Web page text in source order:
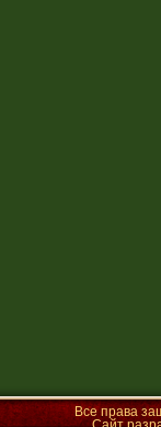
Все права